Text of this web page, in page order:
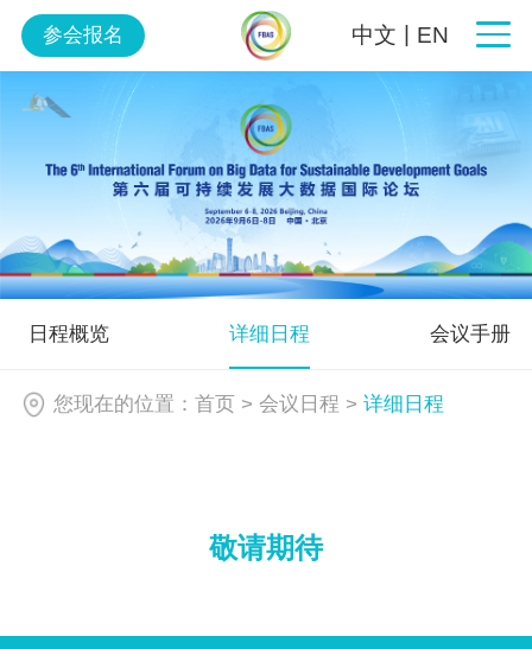
参会报名 中文 EN
日程概览 详细日程 会议手册
您现在的位置：首页 >会议日程 >详细日程
敬请期待